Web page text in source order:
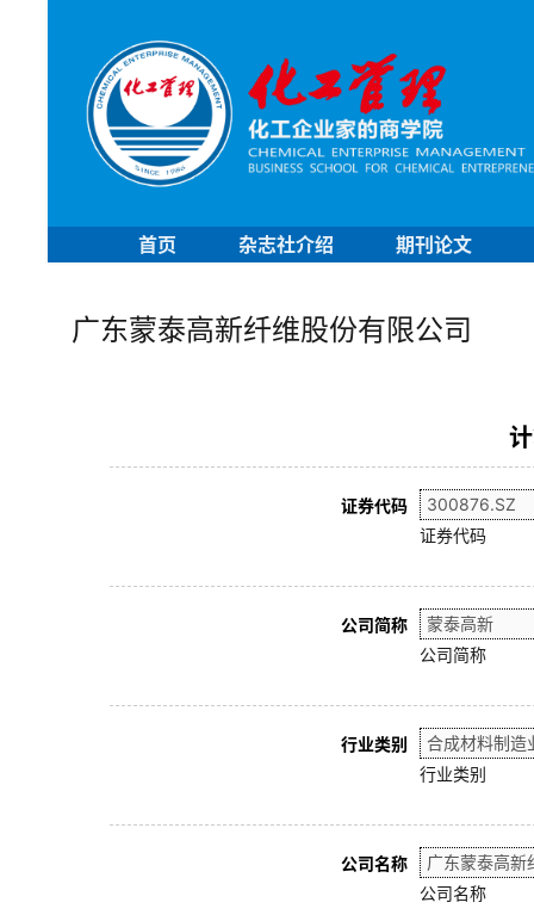
首页 杂志社介绍 期刊论文
广东蒙泰高新纤维股份有限公司
证券代码
证券代码
公司简称
公司简称
行业类别
行业类别
公司名称
公司名称